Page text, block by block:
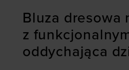
Bluza dresowa
z
oddychająca